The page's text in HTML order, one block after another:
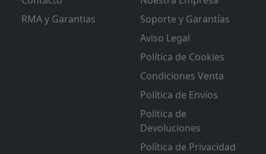
RMA y Garantias
Soporte y Garantías
Aviso Legal
Política de Cookies
Condiciones Venta
Política de Envíos
Política de
Devoluciones
Política de Privacidad